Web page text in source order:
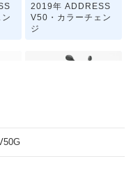
2019年 ADDRESS
V50・カラーチェン
ジ
ェ